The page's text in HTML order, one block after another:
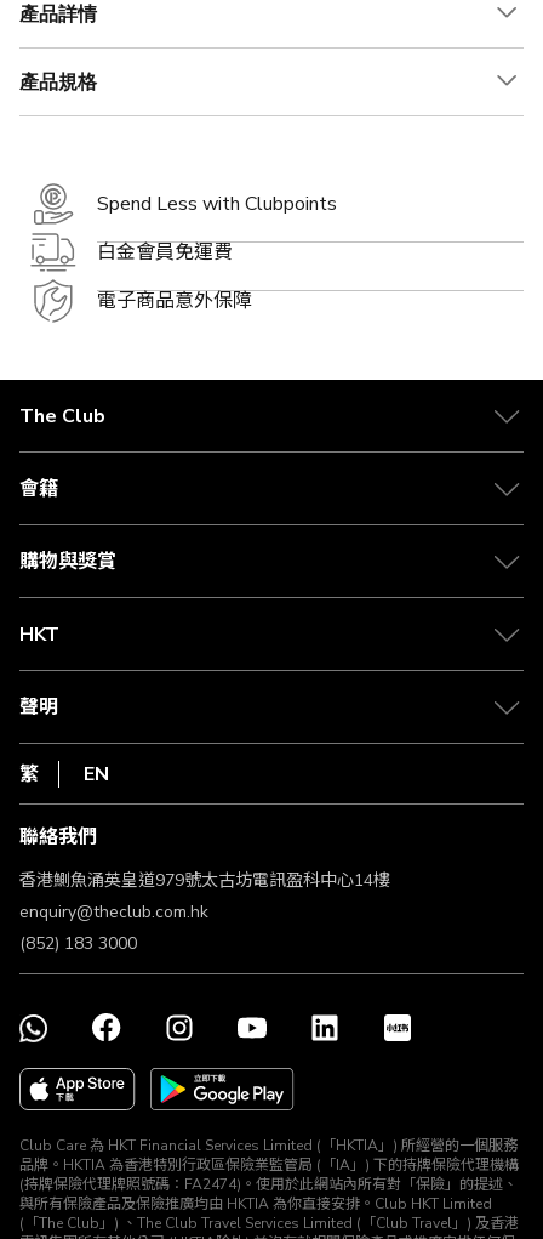
產品詳情
產品規格
Spend Less with Clubpoints
白金會員免運費
電子商品意外保障
The Club
關於 The Club
合作夥伴
媒體中心
會籍
會籍及專屬禮遇
賺取積分
購物與獎賞
物流與配送
Club Shopping 商品領取站
常見問題
HKT
csl.
1010
HKT
聲明
私隱聲明
使用條款
條款及細則
不歧視及不騷擾聲明
認可牌照及通告
繁 EN
聯絡我們
香港鰂魚涌英皇道979號太古坊電訊盈科中心14樓
enquiry@theclub.com.hk
(852) 183 3000
Club Care 為 HKT Financial Services Limited (「HKTIA」) 所經營的一個服務
品牌。HKTIA 為香港特別行政區保險業監管局 (「IA」) 下的持牌保險代理機構
(持牌保險代理牌照號碼：FA2474)。使用於此網站內所有對「保險」的提述、
與所有保險產品及保險推廣均由 HKTIA 為你直接安排。Club HKT Limited
(「The Club」) 、The Club Travel Services Limited (「Club Travel」) 及香港